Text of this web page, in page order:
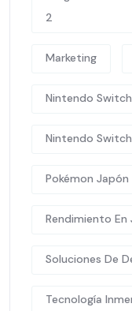
2
Marketing
Nintendo
Nintendo
Pokémon
Rendimiento En
Soluciones De
Tecnología